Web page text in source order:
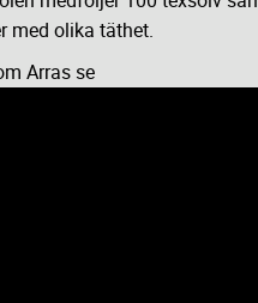
med olika täthet.
Arras se